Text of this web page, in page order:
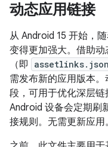
动态应用链接
从 Android 15 开始，
变得更加强大。借助
（即
assetlinks.json
需发布新的应用版本
段，可用于优化深层
Android 设备会定期刷
接规则。无需更新应用。